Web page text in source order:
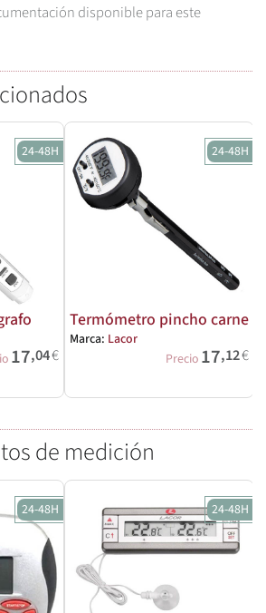
disponible para este
24-48H
17,04€
24-48H
Termómetro pincho carne
Marca: Lacor
Precio 17,12€
de medición
24-48H 24-48H